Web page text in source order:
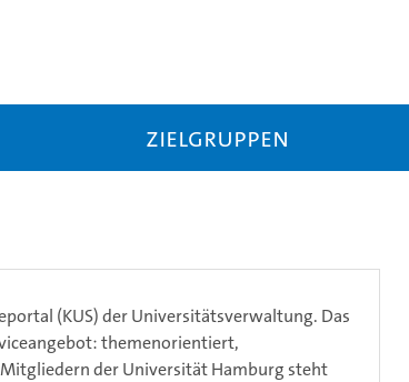
Zielgruppen
(KUS) der Universitätsverwaltung. Das
themenorientiert,
der Universität Hamburg steht